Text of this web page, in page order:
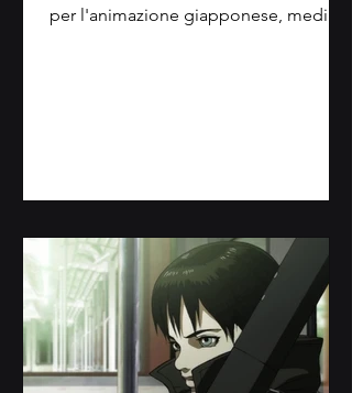
per l'animazione giapponese, medium